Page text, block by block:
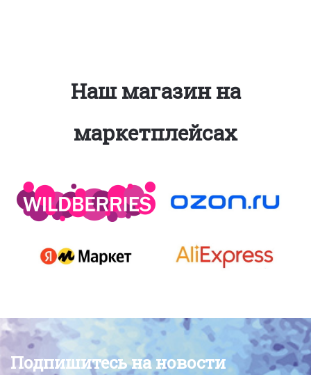
Наш магазин на
маркетплейсах
Подпишитесь на новости